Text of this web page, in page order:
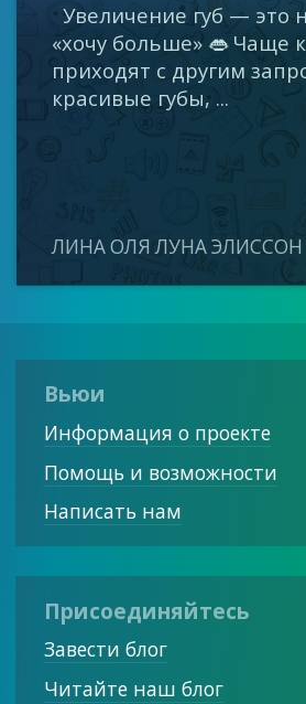
Увеличение губ — это
«хочу больше» 👄 Чаще
приходят с другим
красивые губы, ...
ЛИНА ОЛЯ ЛУНА ЭЛИССОН
Вьюи
Информация о проекте
Помощь и возможности
Написать нам
Присоединяйтесь
Завести блог
Читайте наш блог